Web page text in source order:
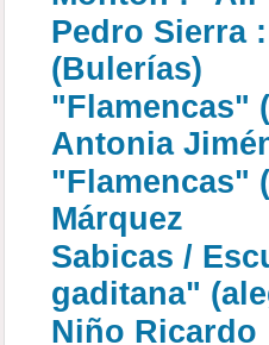
Pedro Sierra
(Bulerías)
"Flamencas"
Antonia
"Flamencas"
Márquez
Sabicas /
gaditana"
Niño Ricardo